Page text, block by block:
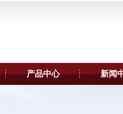
产品中心 新闻